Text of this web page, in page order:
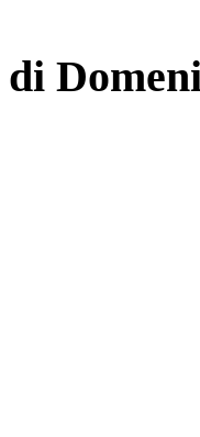
di